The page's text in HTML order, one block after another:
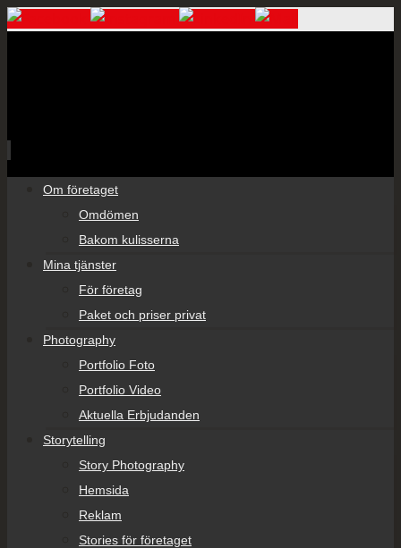
Om företaget
Omdömen
Bakom kulisserna
Mina tjänster
För företag
Paket och priser privat
Photography
Portfolio Foto
Portfolio Video
Aktuella Erbjudanden
Storytelling
Story Photography
Hemsida
Reklam
Stories för företaget